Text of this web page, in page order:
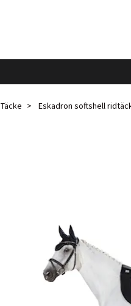
Täcke Eskadron softshell